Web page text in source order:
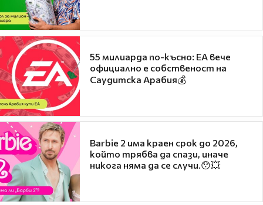
55 милиарда по-късно: EA вече
официално е собственост на
Саудитска Арабия💰
Barbie 2 има краен срок до 2026,
който трябва да спази, иначе
никога няма да се случи.😯💥